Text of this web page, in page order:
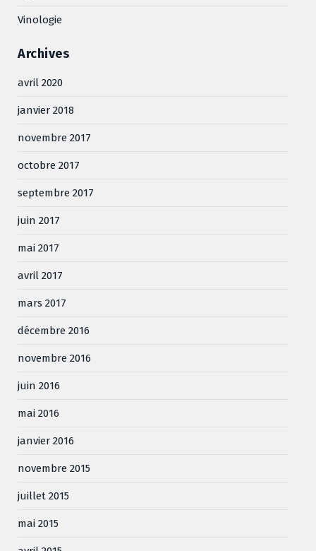
Vinologie
Archives
avril 2020
janvier 2018
novembre 2017
octobre 2017
septembre 2017
juin 2017
mai 2017
avril 2017
mars 2017
décembre 2016
novembre 2016
juin 2016
mai 2016
janvier 2016
novembre 2015
juillet 2015
mai 2015